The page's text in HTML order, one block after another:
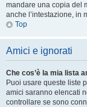
mandare una copia del
anche l’intestazione, in
Top
Amici e ignorati
Che cos’è la mia lista
Puoi usare queste liste
amici saranno elencati
controllare se sono